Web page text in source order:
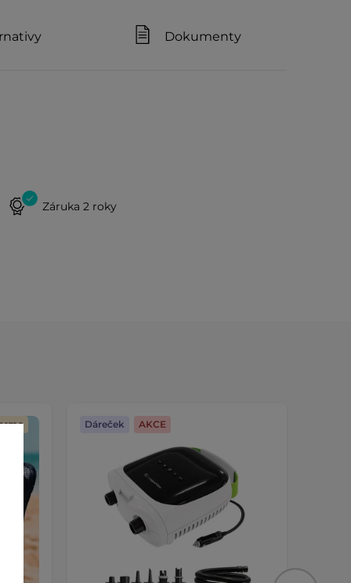
Dokumenty
Záruka 2 roky
Dáreček AKCE